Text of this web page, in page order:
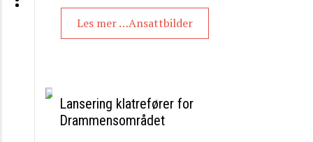
Les mer …Ansattbilder
Lansering klatrefører for
Drammensområdet